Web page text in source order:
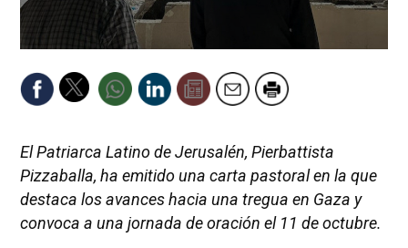
El Patriarca Latino de Jerusalén, Pierbattista
Pizzaballa, ha emitido una carta pastoral en la que
destaca los avances hacia una tregua en Gaza y
convoca a una jornada de oración el 11 de octubre.